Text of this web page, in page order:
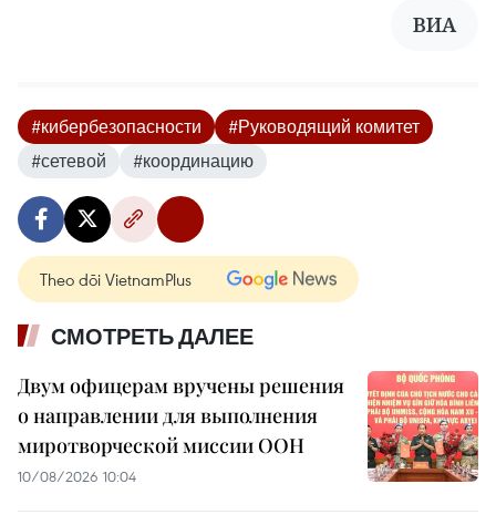
ВИА
#кибербезопасности
#Руководящий комитет
#сетевой
#координацию
Theo dõi VietnamPlus
СМОТРЕТЬ ДАЛЕЕ
Двум офицерам вручены решения
о направлении для выполнения
миротворческой миссии ООН
10/08/2026 10:04